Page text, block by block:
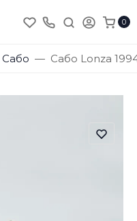
0
Сабо Сабо Lonza